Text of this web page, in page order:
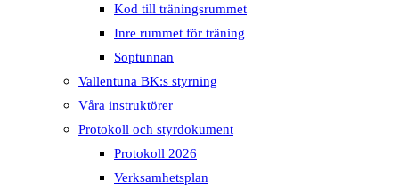
Kod till träningsrummet
Inre rummet för träning
Soptunnan
Vallentuna BK:s styrning
Våra instruktörer
Protokoll och styrdokument
Protokoll 2026
Verksamhetsplan